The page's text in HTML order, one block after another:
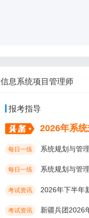
信息系统项目管理师
报考指导
2026年系
每日一练 系统规划与管
每日一练 系统规划与管
考试资讯
考试资讯 新疆兵团2026